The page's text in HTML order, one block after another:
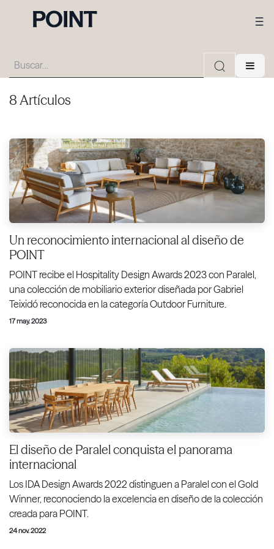
8 Artículos
Un reconocimiento internacional al diseño de
POINT
POINT recibe el Hospitality Design Awards 2023 con Paralel,
una colección de mobiliario exterior diseñada por Gabriel
Teixidó reconocida en la categoría Outdoor Furniture.
17 may. 2023
El diseño de Paralel conquista el panorama
internacional
Los IDA Design Awards 2022 distinguen a Paralel con el Gold
Winner, reconociendo la excelencia en diseño de la colección
creada para POINT.
24 nov. 2022